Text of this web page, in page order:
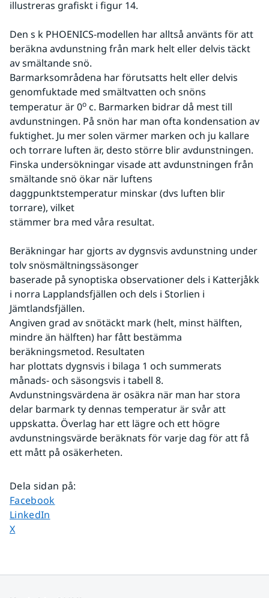
illustreras grafiskt i figur 14.
Den s k PHOENICS-modellen har alltså använts för att
beräkna avdunstning från mark helt eller delvis täckt
av smältande snö.
Barmarksområdena har förutsatts helt eller delvis
genomfuktade med smältvatten och snöns
temperatur är 0o c. Barmarken bidrar då mest till
avdunstningen. På snön har man ofta kondensation av
fuktighet. Ju mer solen värmer marken och ju kallare
och torrare luften är, desto större blir avdunstningen.
Finska undersökningar visade att avdunstningen från
smältande snö ökar när luftens
daggpunktstemperatur minskar (dvs luften blir
torrare), vilket
stämmer bra med våra resultat.
Beräkningar har gjorts av dygnsvis avdunstning under
tolv snösmältningssäsonger
baserade på synoptiska observationer dels i Katterjåkk
i norra Lapplandsfjällen och dels i Storlien i
Jämtlandsfjällen.
Angiven grad av snötäckt mark (helt, minst hälften,
mindre än hälften) har fått bestämma
beräkningsmetod. Resultaten
har plottats dygnsvis i bilaga 1 och summerats
månads- och säsongsvis i tabell 8.
Avdunstningsvärdena är osäkra när man har stora
delar barmark ty dennas temperatur är svår att
uppskatta. Överlag har ett lägre och ett högre
avdunstningsvärde beräknats för varje dag för att få
ett mått på osäkerheten.
Dela sidan på:
Dela sidan på
Facebook
Dela sidan på
LinkedIn
Dela sidan på
X